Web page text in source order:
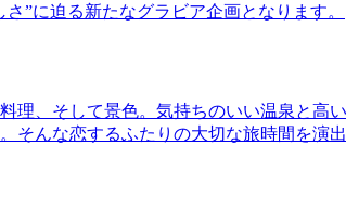
”に迫る新たなグラビア企画となります。
、そして景色。気持ちのいい温泉と高
そんな恋するふたりの大切な旅時間を演